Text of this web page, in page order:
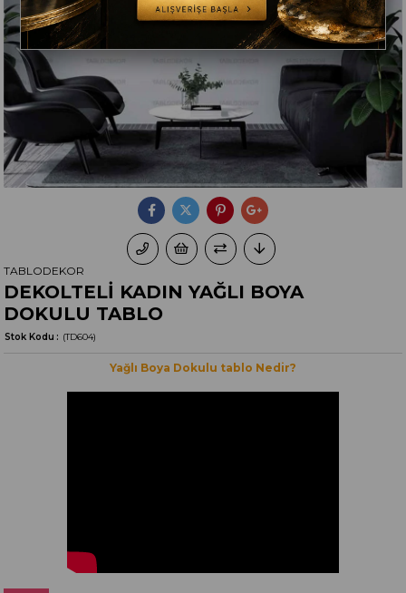
DEKOLTELİ KADIN YAĞLI BOYA
DOKULU TABLO
(TD604)
Stok Kodu
TABLODEKOR
Yağlı Boya Dokulu tablo Nedir?